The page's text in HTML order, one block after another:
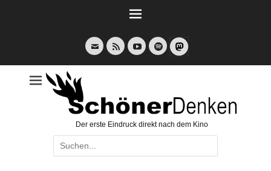
E-
Mail
Feed YouTubeSpotify
Der erste Eindruck direkt nach dem Kino
Suche
nach: